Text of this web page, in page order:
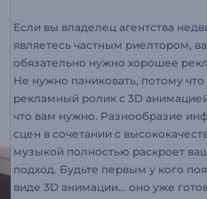
Если вы владелец агентства
являетесь частным риелтором,
обязательно нужно хорошее
Не нужно паниковать, потому что
рекламный ролик с 3D анимацией
что вам нужно. Разнообразие
сцен в сочетании с
музыкой полностью раскроет
подход. Будьте первым у кого
виде 3D анимации... оно уже